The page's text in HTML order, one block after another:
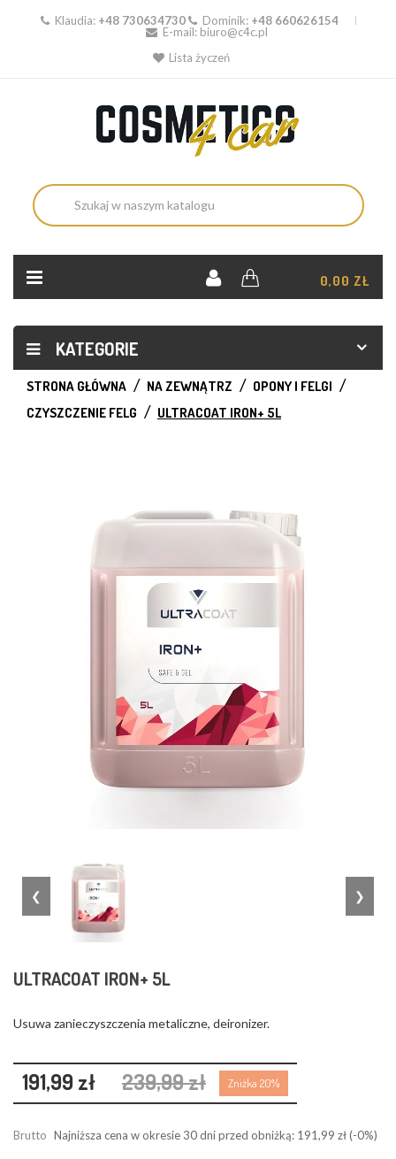
Klaudia: +48 730634730 Dominik: +48 660626154
E-mail: biuro@c4c.pl
Lista życzeń
0,00 ZŁ
KATEGORIE
STRONA GŁÓWNA NA ZEWNĄTRZ
OPONY I FELGI
CZYSZCZENIE FELG
ULTRACOAT IRON+ 5L
❮ ❯
ULTRACOAT IRON+ 5L
Usuwa zanieczyszczenia metaliczne, deironizer.
191,99 zł 239,99 zł Zniżka 20%
Brutto Najniższa cena w okresie 30 dni przed obniżką: 191,99 zł(-0%)